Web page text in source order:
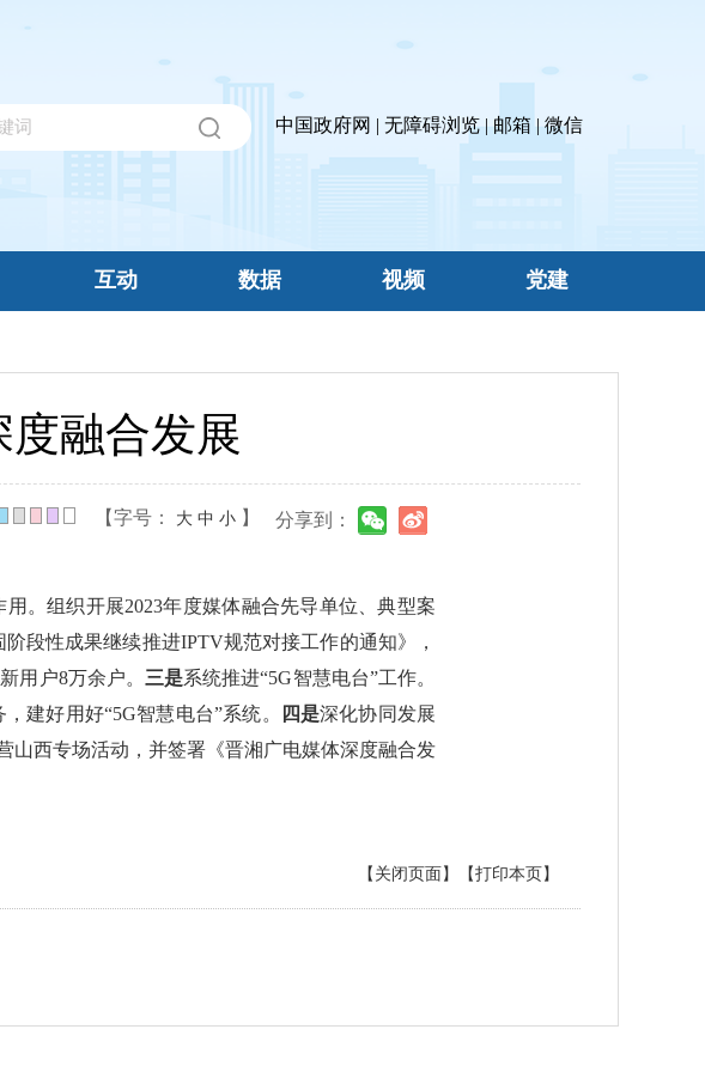
中国政府网 | 无障碍浏览|邮箱 |微信
互动 数据 视频 党建
融合发展
【字号： 大 中 小 】 分享到：
。组织开展2023年度媒体融合先导单位、典型案
段性成果继续推进IPTV规范对接工作的通知》，
用户8万余户。 三是系统推进“5G智慧电台”工作。
建好用好“5G智慧电台”系统。
四是深化协同发展
西专场活动，并签署《晋湘广电媒体深度融合发
【打印本页】
【关闭页面】